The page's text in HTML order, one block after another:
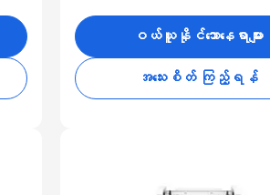
ဝယ်ယူနိုင်သောနေရာများ
အသေးစိတ် ကြည့်ရန်